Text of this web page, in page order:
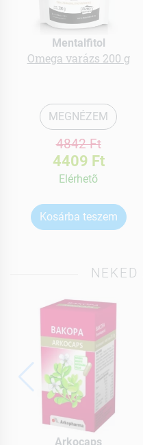
Mentalfitol
Omega varázs 200 g
MEGNÉZEM
4842 Ft
4409 Ft
Elérhetõ
Kosárba teszem
Arkocaps